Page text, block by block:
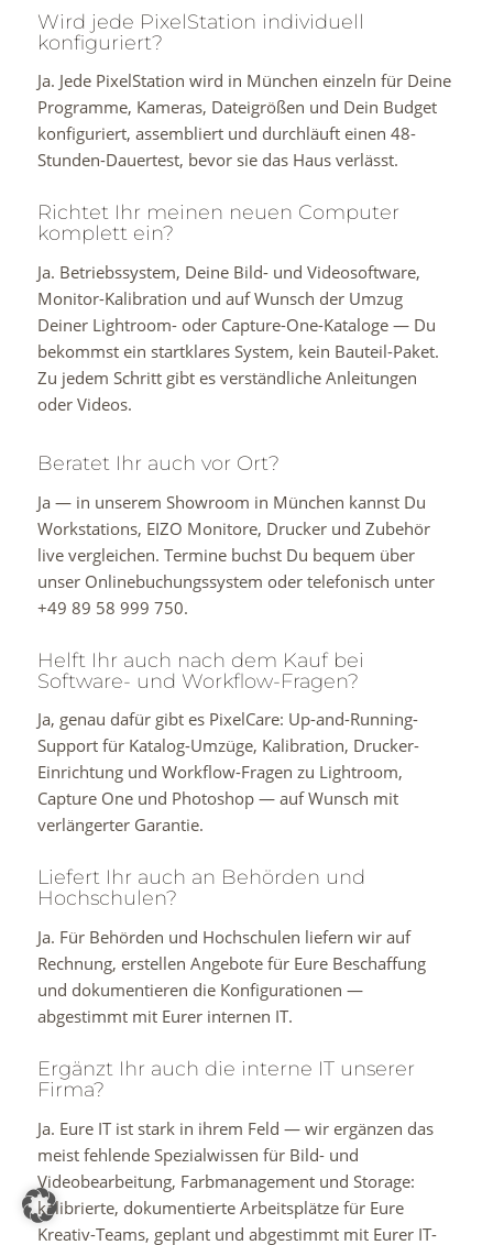
Wird jede PixelStation individuell
konfiguriert?
Ja. Jede PixelStation wird in München einzeln für Deine
Programme, Kameras, Dateigrößen und Dein Budget
konfiguriert, assembliert und durchläuft einen 48-
Stunden-Dauertest, bevor sie das Haus verlässt.
Richtet Ihr meinen neuen Computer
komplett ein?
Ja. Betriebssystem, Deine Bild- und Videosoftware,
Monitor-Kalibration und auf Wunsch der Umzug
Deiner Lightroom- oder Capture-One-Kataloge — Du
bekommst ein startklares System, kein Bauteil-Paket.
Zu jedem Schritt gibt es verständliche Anleitungen
oder Videos.
Beratet Ihr auch vor Ort?
Ja — in unserem Showroom in München kannst Du
Workstations, EIZO Monitore, Drucker und Zubehör
live vergleichen. Termine buchst Du bequem über
unser Onlinebuchungssystem oder telefonisch unter
+49 89 58 999 750.
Helft Ihr auch nach dem Kauf bei
Software- und Workflow-Fragen?
Ja, genau dafür gibt es PixelCare: Up-and-Running-
Support für Katalog-Umzüge, Kalibration, Drucker-
Einrichtung und Workflow-Fragen zu Lightroom,
Capture One und Photoshop — auf Wunsch mit
verlängerter Garantie.
Liefert Ihr auch an Behörden und
Hochschulen?
Ja. Für Behörden und Hochschulen liefern wir auf
Rechnung, erstellen Angebote für Eure Beschaffung
und dokumentieren die Konfigurationen —
abgestimmt mit Eurer internen IT.
Ergänzt Ihr auch die interne IT unserer
Firma?
Ja. Eure IT ist stark in ihrem Feld — wir ergänzen das
meist fehlende Spezialwissen für Bild- und
Videobearbeitung, Farbmanagement und Storage:
kalibrierte, dokumentierte Arbeitsplätze für Eure
Kreativ-Teams, geplant und abgestimmt mit Eurer IT-